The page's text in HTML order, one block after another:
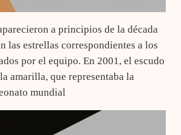
a principios de la década
las estrellas correspondientes a los
por el equipo. En 2001, el escudo
amarilla, que representaba la
mundial